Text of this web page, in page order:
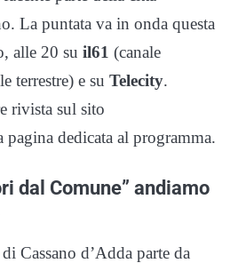
La puntata va in onda questa
alle 20 su il61 (canale
terrestre) e su Telecity.
rivista sul sito
pagina dedicata al programma.
dal Comune” andiamo
Cassano d’Adda parte da